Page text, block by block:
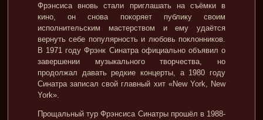
Фрэнсиса вновь стали приглашать на съёмки в
кино, он снова покоряет публику своим
исполнительским мастерством и ему удаётся
вернуть себе популярность и любовь поклонников.
В 1971 году Фрэнк Синатра официально объявил о
завершении музыкального творчества, но
продолжал давать редкие концерты, а 1980 году
Синатра записал свой главный хит «New York, New
York».
Прощальный тур Фрэнсиса Синатры прошёл в 1988-